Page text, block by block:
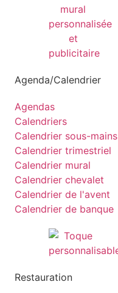
Agenda/Calendrier
Agendas
Calendriers
Calendrier sous-mains
Calendrier trimestriel
Calendrier mural
Calendrier chevalet
Calendrier de l'avent
Calendrier de banque
Restauration